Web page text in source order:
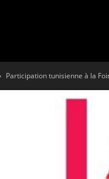
Participation tunisienne à la